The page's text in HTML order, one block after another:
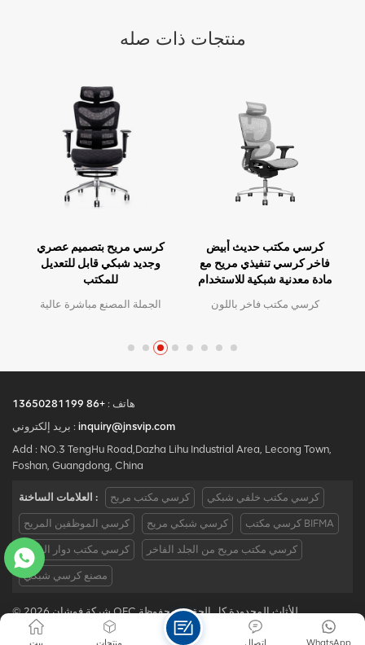
منتجات ذات صله
كرسي مريح بتصميم عصري
وجديد شبكي قابل للتعديل
للمكتب
الجملة المصنع مباشرة عالية
واحدة ، كمية كبيرة مع خصم
كبير.الخدمة المخصصة مع
كرسي مكتب حديث أبيض
فاخر كرسي تنفيذي مريح مع
مادة معدنية شبكية للاستخدام
كرسي مكتب فاخر باللون
هاتف : +86 13650281199
بريد إلكتروني : inquiry@jnsvip.com
Add : NO.3 TengHu Road,Dazha Lihu Industrial Area, Lecong Town,
Foshan, Guangdong, China
العلامات الساخنة : كرسي مكتب مريح كرسي مكتب خلفي شبكي
كرسي الموظفين المريح كرسي شبكي مريح كرسي مكتب BIFMA
كرسي مكتب دوار الصين كرسي مكتب مريح من الجلد الفاخر
مصنع كرسي شبكي
© 2026 شركة فوشان OFC للأثاث المحدودة كل الحقوق محفوظة .
مدونة
خريطة الموقع سياسة الخصوصية IPv6 دعم الشبكة
بيت منتجات WhatsApp اتصال